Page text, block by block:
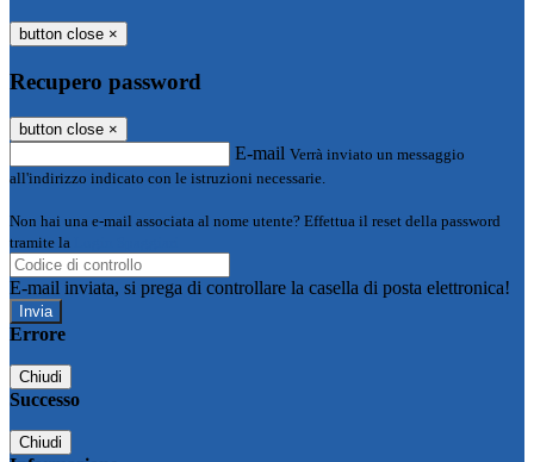
button close ×
Recupero password
button close ×
E-mail Verrà inviato un messaggio
all'indirizzo indicato con le istruzioni necessarie.
Non hai una e-mail associata al nome utente? Effettua il reset della password
tramite la
E-mail inviata, si prega di controllare la casella di posta elettronica!
Errore
Chiudi
Successo
Chiudi